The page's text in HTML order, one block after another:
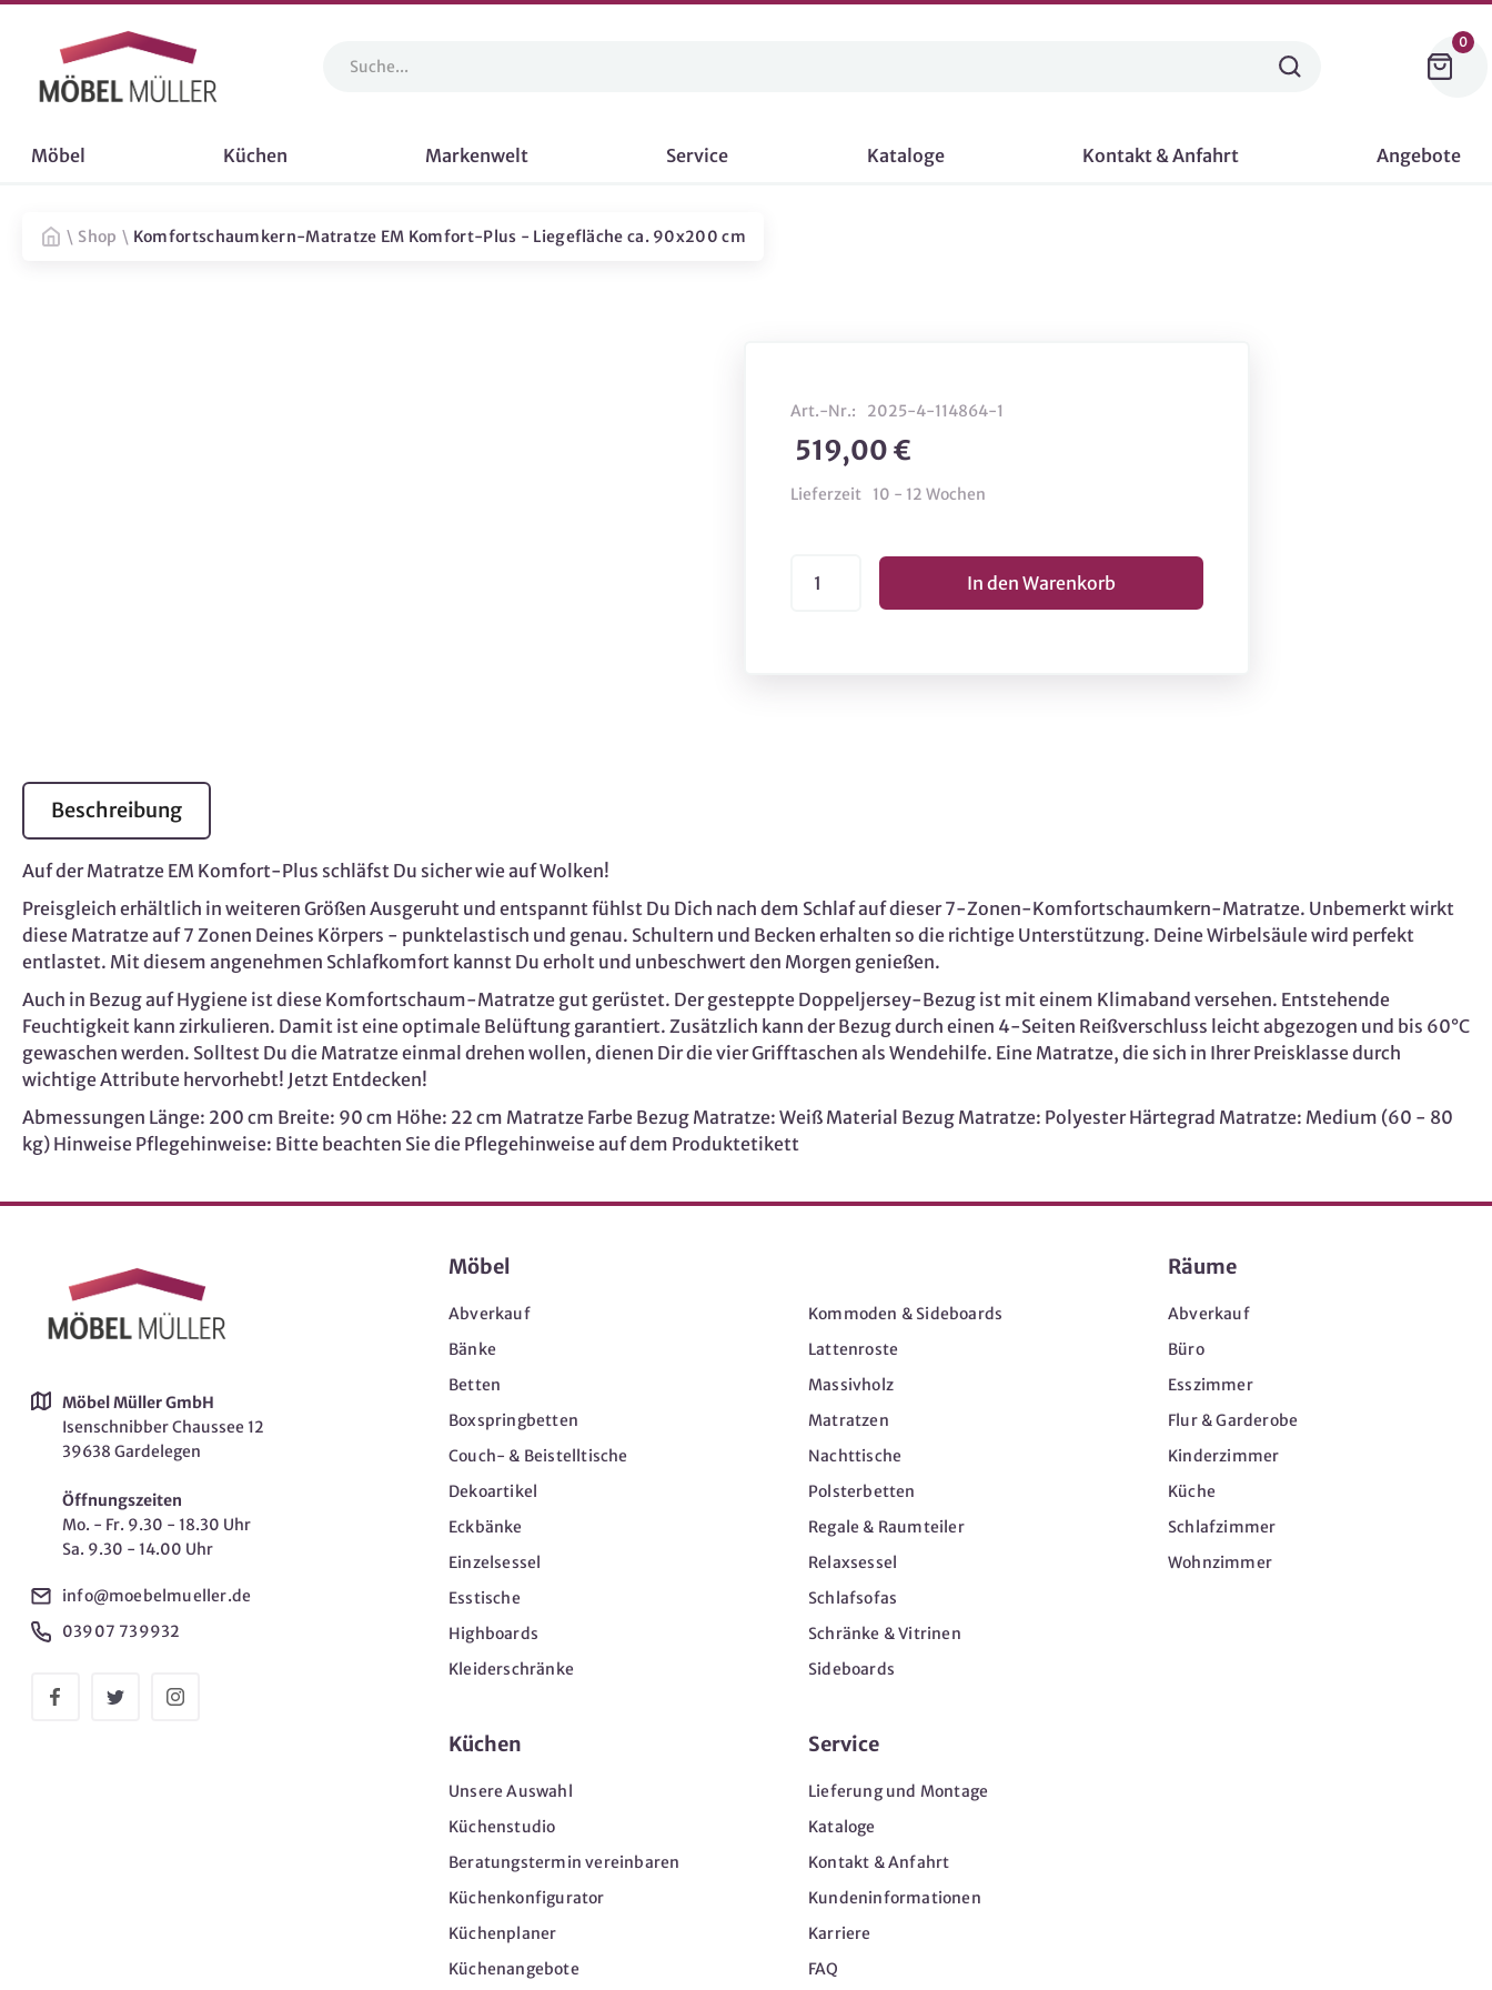
0
Möbel Küchen Markenwelt Service Kataloge Kontakt & Anfahrt Angebote
\ Shop \ Komfortschaumkern-Matratze EM Komfort-Plus - Liegefläche ca. 90x200 cm
Art.-Nr.: 2025-4-114864-1
519,00 €
Lieferzeit 10 - 12 Wochen
Beschreibung
Auf der Matratze EM Komfort-Plus schläfst Du sicher wie auf Wolken!
Preisgleich erhältlich in weiteren Größen Ausgeruht und entspannt fühlst Du Dich nach dem Schlaf auf dieser 7-Zonen-Komfortschaumkern-Matratze. Unbemerkt wirkt
diese Matratze auf 7 Zonen Deines Körpers - punktelastisch und genau. Schultern und Becken erhalten so die richtige Unterstützung. Deine Wirbelsäule wird perfekt
entlastet. Mit diesem angenehmen Schlafkomfort kannst Du erholt und unbeschwert den Morgen genießen.
Auch in Bezug auf Hygiene ist diese Komfortschaum-Matratze gut gerüstet. Der gesteppte Doppeljersey-Bezug ist mit einem Klimaband versehen. Entstehende
Feuchtigkeit kann zirkulieren. Damit ist eine optimale Belüftung garantiert. Zusätzlich kann der Bezug durch einen 4-Seiten Reißverschluss leicht abgezogen und bis 60°C
gewaschen werden. Solltest Du die Matratze einmal drehen wollen, dienen Dir die vier Grifftaschen als Wendehilfe. Eine Matratze, die sich in Ihrer Preisklasse durch
wichtige Attribute hervorhebt! Jetzt Entdecken!
Abmessungen Länge: 200 cm Breite: 90 cm Höhe: 22 cm Matratze Farbe Bezug Matratze: Weiß Material Bezug Matratze: Polyester Härtegrad Matratze: Medium (60 - 80
kg) Hinweise Pflegehinweise: Bitte beachten Sie die Pflegehinweise auf dem Produktetikett
Möbel Müller GmbH
Isenschnibber Chaussee 12
39638 Gardelegen
Öffnungszeiten
Mo. - Fr. 9.30 - 18.30 Uhr
Sa. 9.30 - 14.00 Uhr
info@moebelmueller.de
03907 739932
Möbel
Abverkauf
Bänke
Betten
Boxspringbetten
Couch- & Beistelltische
Dekoartikel
Eckbänke
Einzelsessel
Esstische
Highboards
Kleiderschränke
Kommoden & Sideboards
Lattenroste
Massivholz
Matratzen
Nachttische
Polsterbetten
Regale & Raumteiler
Relaxsessel
Schlafsofas
Schränke & Vitrinen
Sideboards
Räume
Abverkauf
Büro
Esszimmer
Flur & Garderobe
Kinderzimmer
Küche
Schlafzimmer
Wohnzimmer
Küchen
Unsere Auswahl
Küchenstudio
Beratungstermin vereinbaren
Küchenkonfigurator
Küchenplaner
Küchenangebote
Service
Lieferung und Montage
Kataloge
Kontakt & Anfahrt
Kundeninformationen
Karriere
FAQ